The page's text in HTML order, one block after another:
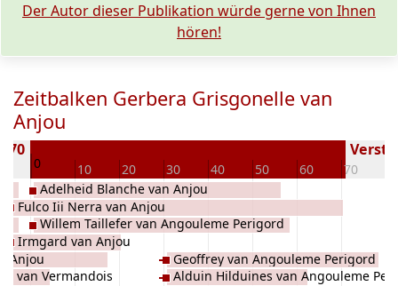
Der Autor dieser Publikation würde gerne von Ihnen
hören!
Zeitbalken Gerbera Grisgonelle van
Anjou
0 10 20 30 40 50 60 70
Anjou
van Vermandois
Fulco Iii Nerra van Anjou
Irmgard van Anjou
Adelheid Blanche van Anjou
Willem Taillefer van Angouleme Perigord
Geoffrey van Angouleme Perigord
Alduin Hilduines van Angouleme